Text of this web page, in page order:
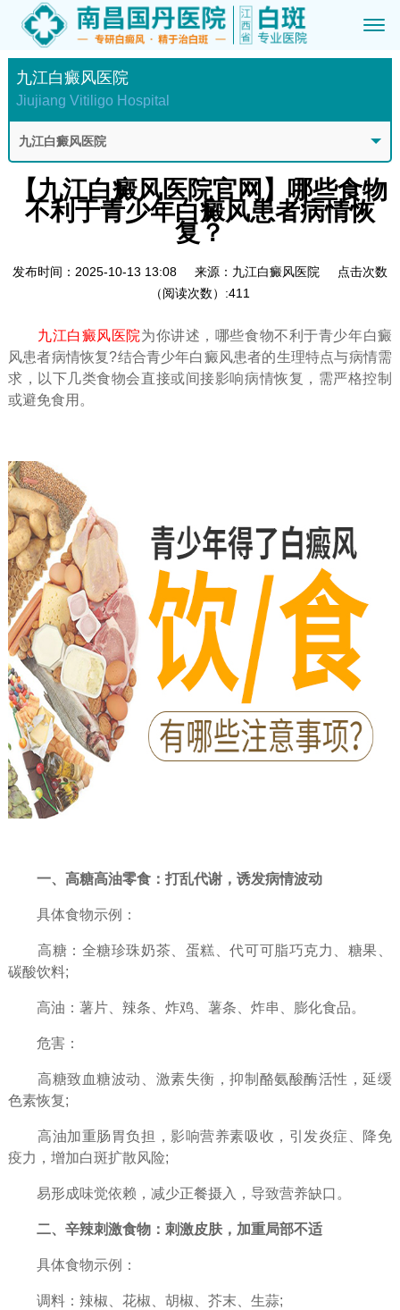
九江白癜风医院
Jiujiang Vitiligo Hospital
九江白癜风医院
【九江白癜风医院官网】哪些食物
不利于青少年白癜风患者病情恢
复？
发布时间：2025-10-13 13:08 来源：九江白癜风医院
点击次数
（阅读次数）:411
九江白癜风医院为你讲述，哪些食物不利于青少年白癜
风患者病情恢复?结合青少年白癜风患者的生理特点与病情需
求，以下几类食物会直接或间接影响病情恢复，需严格控制
或避免食用。
一、高糖高油零食：打乱代谢，诱发病情波动​
具体食物示例：​
高糖：全糖珍珠奶茶、蛋糕、代可可脂巧克力、糖果、
碳酸饮料;​
高油：薯片、辣条、炸鸡、薯条、炸串、膨化食品。​
危害：​
高糖致血糖波动、激素失衡，抑制酪氨酸酶活性，延缓
色素恢复;​
高油加重肠胃负担，影响营养素吸收，引发炎症、降免
疫力，增加白斑扩散风险;​
易形成味觉依赖，减少正餐摄入，导致营养缺口。​
二、辛辣刺激食物：刺激皮肤，加重局部不适​
具体食物示例：​
调料：辣椒、花椒、胡椒、芥末、生蒜;​